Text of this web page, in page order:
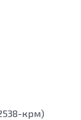
крм)